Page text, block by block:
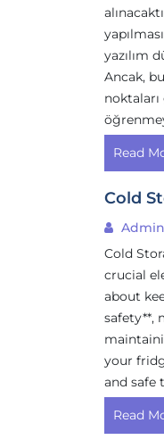
yazılım
Ancak,
Read
Cold
Admin
Cold
crucial
about
safety**,
your
and safe
Read